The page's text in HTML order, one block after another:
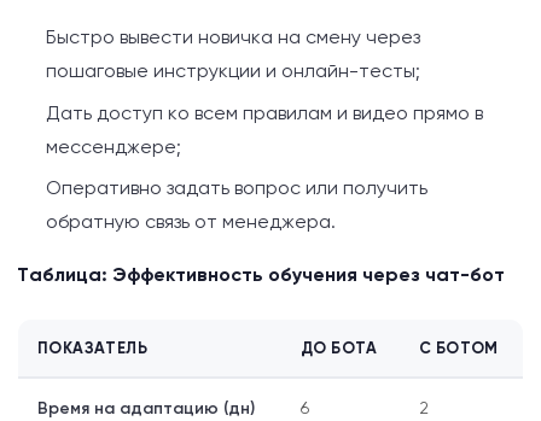
Быстро вывести новичка на смену через
пошаговые инструкции и онлайн-тесты;
Дать доступ ко всем правилам и видео прямо в
мессенджере;
Оперативно задать вопрос или получить
обратную связь от менеджера.
Таблица: Эффективность обучения через чат-бот
ПОКАЗАТЕЛЬ ДО БОТА С БОТОМ
Время на адаптацию (дн) 6 2